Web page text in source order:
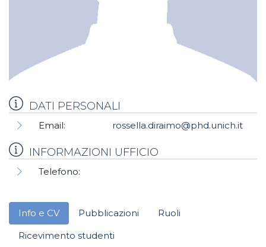
DATI PERSONALI
Email: rossella.diraimo@phd.unich.it
INFORMAZIONI UFFICIO
Telefono:
Info e CV Pubblicazioni
Ruoli
Ricevimento studenti